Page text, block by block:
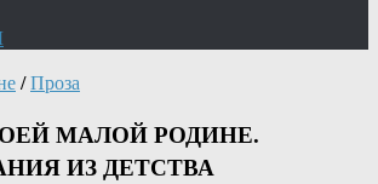
/Проза
МАЛОЙ РОДИНЕ.
ИЗ ДЕТСТВА